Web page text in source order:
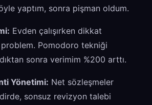
yaptım, sonra pişman oldum.
Evden çalışırken dikkat
problem. Pomodoro tekniği
sonra verimim %200 arttı.
Yönetimi: Net sözleşmeler
sonsuz revizyon talebi